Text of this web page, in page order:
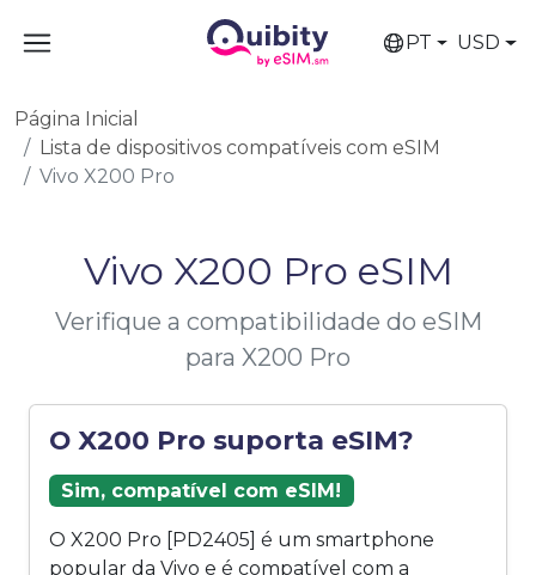
PT USD
Página Inicial
Lista de dispositivos compatíveis com eSIM
Vivo X200 Pro
Vivo X200 Pro eSIM
Verifique a compatibilidade do eSIM
para X200 Pro
O X200 Pro suporta eSIM?
Sim, compatível com eSIM!
O X200 Pro [PD2405] é um smartphone
popular da Vivo e é compatível com a